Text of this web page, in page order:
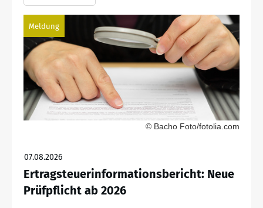
Meldung
© Bacho Foto/fotolia.com
07.08.2026
Ertragsteuerinformationsbericht: Neue
Prüfpflicht ab 2026